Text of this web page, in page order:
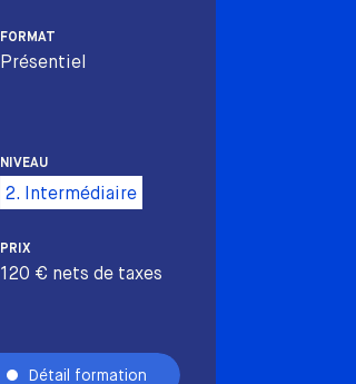
FORMAT
Présentiel
NIVEAU
2. Intermédiaire
PRIX
120 € nets de taxes
Détail formation